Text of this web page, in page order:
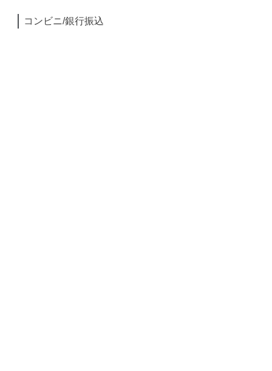
コンビニ/銀行振込